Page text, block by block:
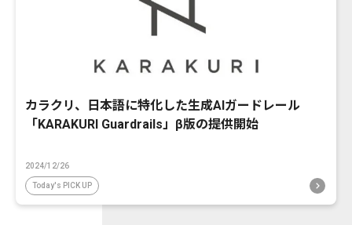
カラクリ、日本語に特化した生成AIガードレール
「KARAKURI Guardrails」β版の提供開始
2024/12/26
Today's PICK UP